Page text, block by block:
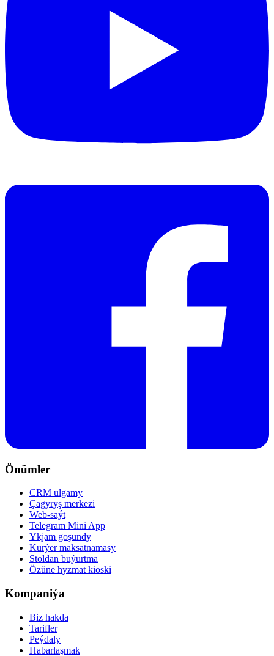
Önümler
CRM ulgamy
Çagyryş merkezi
Web-saýt
Telegram Mini App
Ykjam goşundy
Kurýer maksatnamasy
Stoldan buýurtma
Özüne hyzmat kioski
Kompaniýa
Biz hakda
Tarifler
Peýdaly
Habarlaşmak